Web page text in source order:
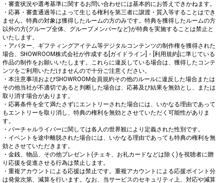
・審査状況や選考基準に関するお問い合わせには基本的にお答えできかねます。
・応募・審査通過等によって生じる権利を第三者に譲渡・質入等することはでき
ません。特典の対象は獲得したルームの方のみです。特典を獲得したルームの方
以外の方(グループ全体、グループメンバーなど)が特典を実施することは禁止と
いたします。
・アバター、ギフティングアイテム等デジタルコンテンツの制作権を獲得された
場合、SHOWROOM株式会社が作成する[ガイドライン]・[利用規約]に準じている
作品の制作をお願いいたします。これらに違反している場合は、獲得したコンテ
ンツをご利用いただけませんので十分ご注意ください。
・本注意事項およびSHOWROOM会員規約その他のルールに違反した場合または
その他当社が不適切であると判断した場合は、応募及び結果を無効とし、または
取り消す場合があります。
・応募条件を全て満たさずにエントリーされた場合には、いかなる理由であって
もエントリーを取り消し、特典の権利を無効とさせていただく可能性がありま
す。
・バーチャルライバーに関しては各人の世界観により定義された性別です。
・イベントを途中離脱された場合には、いかなる理由であっても特典の権利を無
効とさせていただきます。
・金銭、物品、その他プレゼント(チェキ、お礼カードなどは除く)を視聴者に贈
り応援を促進させる行為は禁止します。
・重複アカウントによる応援は禁止です。重複アカウントによる応援ポイント分
は発覚次第、減算を行います。なお、当サービスのセキュリティ上、対応や減算